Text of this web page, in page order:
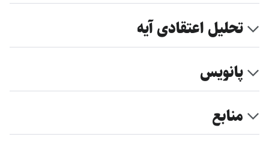
تحلیل اعتقادی آیه
پانویس
منابع